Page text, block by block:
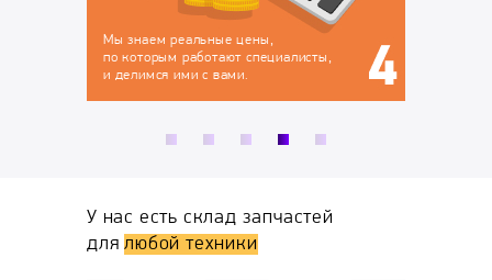
У нас есть склад запчастей
длялюбой техники